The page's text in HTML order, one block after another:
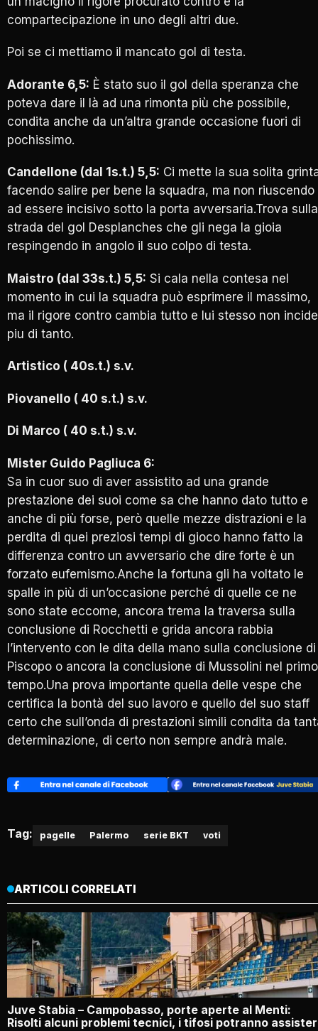
compartecipazione in uno degli altri due.
Poi se ci mettiamo il mancato gol di testa.
Adorante 6,5: È stato suo il gol della speranza che
poteva dare il là ad una rimonta più che possibile,
condita anche da un’altra grande occasione fuori di
pochissimo.
Candellone (dal 1s.t.) 5,5: Ci mette la sua solita
facendo salire per bene la squadra, ma non riuscendo
ad essere incisivo sotto la porta avversaria.Trova sulla
strada del gol Desplanches che gli nega la gioia
respingendo in angolo il suo colpo di testa.
Maistro (dal 33s.t.) 5,5: Si cala nella contesa nel
momento in cui la squadra può esprimere il massimo,
ma il rigore contro cambia tutto e lui stesso non incide
piu di tanto.
Artistico ( 40s.t.) s.v.
Piovanello ( 40 s.t.) s.v.
Di Marco ( 40 s.t.) s.v.
Mister Guido Pagliuca 6:
Sa in cuor suo di aver assistito ad una grande
prestazione dei suoi come sa che hanno dato tutto e
anche di più forse, però quelle mezze distrazioni e la
perdita di quei preziosi tempi di gioco hanno fatto la
differenza contro un avversario che dire forte è un
forzato eufemismo.Anche la fortuna gli ha voltato le
spalle in più di un’occasione perché di quelle ce ne
sono state eccome, ancora trema la traversa sulla
conclusione di Rocchetti e grida ancora rabbia
l’intervento con le dita della mano sulla conclusione di
Piscopo o ancora la conclusione di Mussolini nel primo
tempo.Una prova importante quella delle vespe che
certifica la bontà del suo lavoro e quello del suo staff
certo che sull’onda di prestazioni simili condita da
determinazione, di certo non sempre andrà male.
Tag: pagelle Palermo serie BKT voti
ARTICOLI CORRELATI
Juve Stabia – Campobasso, porte aperte al Menti:
Risolti alcuni problemi tecnici, i tifosi potranno